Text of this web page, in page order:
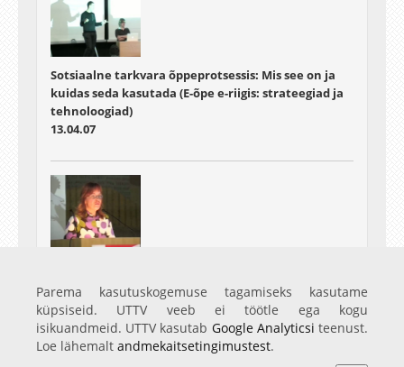
Sotsiaalne tarkvara õppeprotsessis: Mis see on ja
kuidas seda kasutada (E-õpe e-riigis: strateegiad ja
tehnoloogiad)
13.04.07
tehnoloogiad)
13.04.07
Parema kasutuskogemuse tagamiseks kasutame
küpsiseid. UTTV veeb ei töötle ega kogu
isikuandmeid. UTTV kasutab Google Analyticsi teenust.
Loe lähemalt andmekaitsetingimustest.